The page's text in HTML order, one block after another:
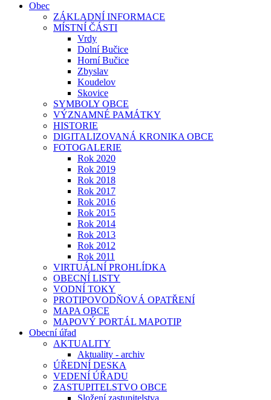
Obec
ZÁKLADNÍ INFORMACE
MÍSTNÍ ČÁSTI
Vrdy
Dolní Bučice
Horní Bučice
Zbyslav
Koudelov
Skovice
SYMBOLY OBCE
VÝZNAMNÉ PAMÁTKY
HISTORIE
DIGITALIZOVANÁ KRONIKA OBCE
FOTOGALERIE
Rok 2020
Rok 2019
Rok 2018
Rok 2017
Rok 2016
Rok 2015
Rok 2014
Rok 2013
Rok 2012
Rok 2011
VIRTUÁLNÍ PROHLÍDKA
OBECNÍ LISTY
VODNÍ TOKY
PROTIPOVODŇOVÁ OPATŘENÍ
MAPA OBCE
MAPOVÝ PORTÁL MAPOTIP
Obecní úřad
AKTUALITY
Aktuality - archiv
ÚŘEDNÍ DESKA
VEDENÍ ÚŘADU
ZASTUPITELSTVO OBCE
Složení zastupitelstva